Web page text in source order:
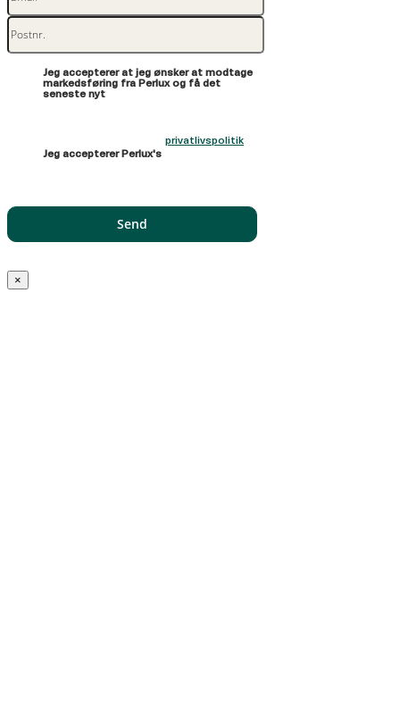
Jeg accepterer at jeg ønsker at modtage
markedsføring fra Perlux og få det
seneste nyt
Jeg accepterer Perlux's
privatlivspolitik
×